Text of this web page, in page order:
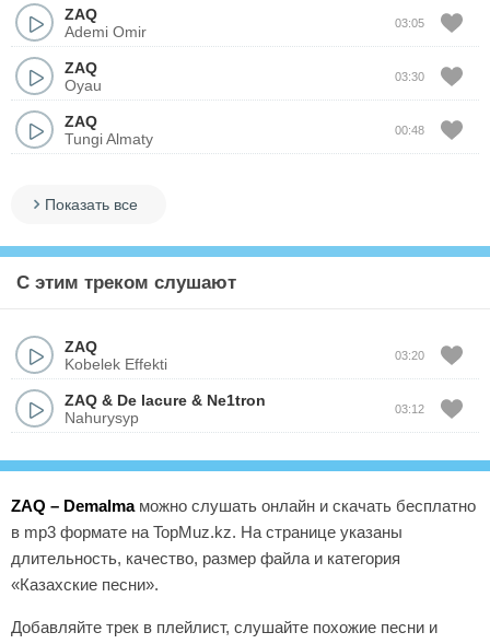
ZAQ
Ademi Omir
03:05
ZAQ
Oyau
03:30
ZAQ
Tungi Almaty
00:48
Показать все
С этим треком слушают
ZAQ
Kobelek Effekti
03:20
ZAQ & De lacure & Ne1tron
Nahurysyp
03:12
ZAQ – Demalmaможно слушать онлайн и скачать бесплатно
в mp3 формате на TopMuz.kz. На странице указаны
длительность, качество, размер файла и категория
«Казахские песни».
Добавляйте трек в плейлист, слушайте похожие песни и